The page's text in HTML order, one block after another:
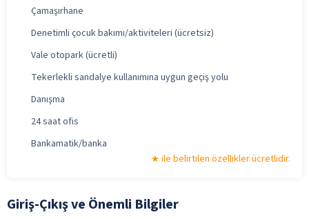
Çamaşırhane
Denetimli çocuk bakımı/aktiviteleri (ücretsiz)
Vale otopark (ücretli)
Tekerlekli sandalye kullanımına uygun geçiş yolu
Danışma
24 saat ofis
Bankamatik/banka
ile belirtilen özellikler ücretlidir.
Giriş-Çıkış ve Önemli Bilgiler